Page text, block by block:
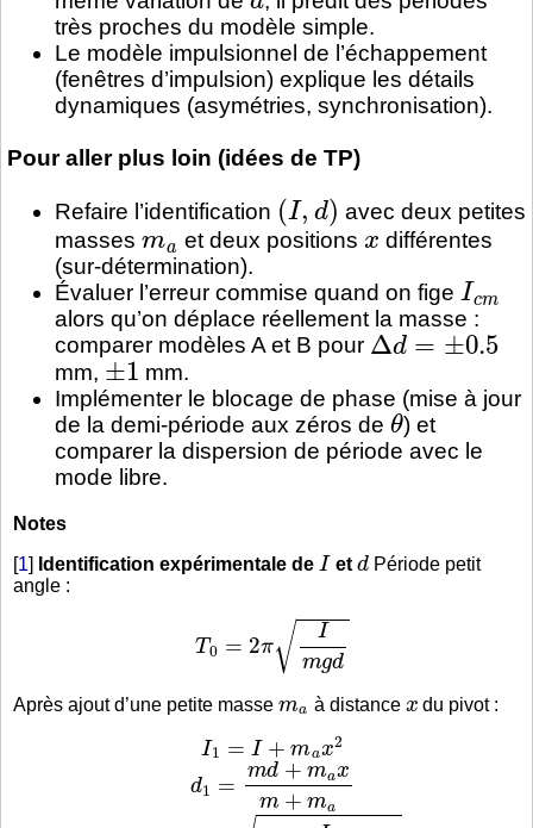
très proches du modèle simple.
Le modèle impulsionnel de l’échappement
(fenêtres d’impulsion) explique les détails
dynamiques (asymétries, synchronisation).
Pour aller plus loin (idées de TP)
Refaire l’identification
(I,d )
avec deux petites
masses
ma
et deux positions
x
différentes
(sur-détermination).
Évaluer l’erreur commise quand on fige
Ic
alors qu’on déplace réellement la masse :
comparer modèles A et B pour
Δd=±0.5
mm,
±1
mm.
Implémenter le blocage de phase (mise à jour
de la demi-période aux zéros de
θ
) et
comparer la dispersion de période avec le
mode libre.
Notes
[1] Identification expérimentale de
I
et
d
Période petit
angle :
T0 π g
Après ajout d’une petite masse à distance du pivot :
I1 m
d
md+ma xm+